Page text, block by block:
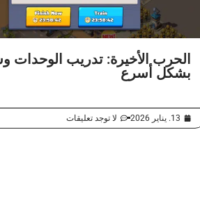
الحرب الأخيرة: تدريب الوحدات
بشكل أسرع
13. يناير 2026 لا توجد تعليقات